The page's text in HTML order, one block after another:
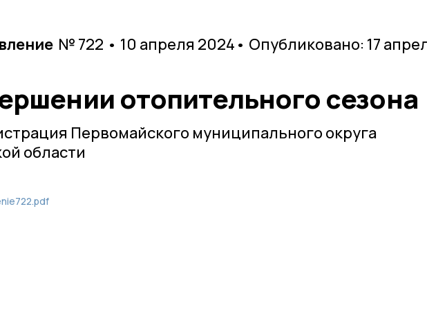
№ 722 • 10 апреля 2024 • Опубликовано: 17
отопительного сезона
Первомайского муниципального округа
области